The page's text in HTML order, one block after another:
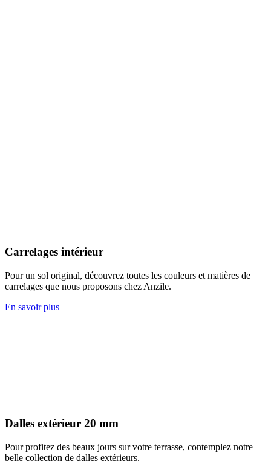
Carrelages intérieur
Pour un sol original, découvrez toutes les couleurs et matières de
carrelages que nous proposons chez Anzile.
En savoir plus
Dalles extérieur 20 mm
Pour profitez des beaux jours sur votre terrasse, contemplez notre
belle collection de dalles extérieurs.